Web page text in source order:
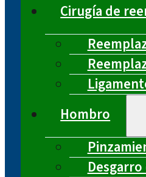
Cirugía de
Hombro